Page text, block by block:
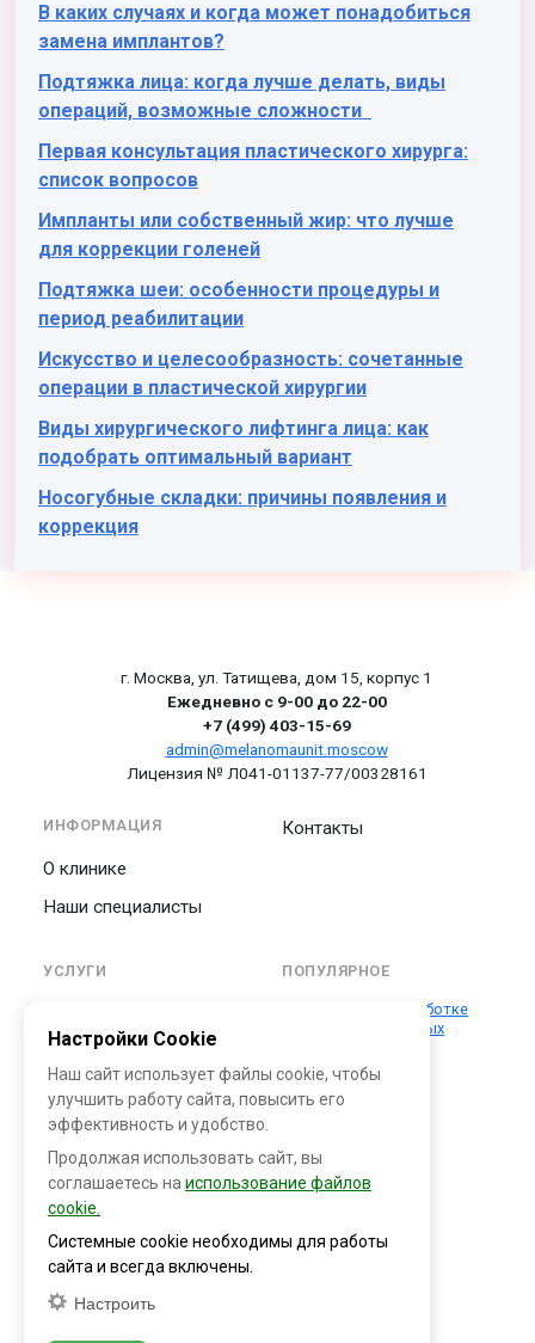
В каких случаях и когда может понадобиться
замена имплантов?
Подтяжка лица: когда лучше делать, виды
операций, возможные сложности
Первая консультация пластического хирурга:
список вопросов
Импланты или собственный жир: что лучше
для коррекции голеней
Подтяжка шеи: особенности процедуры и
период реабилитации
Искусство и целесообразность: сочетанные
операции в пластической хирургии
Виды хирургического лифтинга лица: как
подобрать оптимальный вариант
Носогубные складки: причины появления и
коррекция
г. Москва, ул. Татищева, дом 15, корпус 1
Ежедневно с 9-00 до 22-00
+7 (499) 403-15-69
admin@melanomaunit.moscow
Лицензия № Л041-01137-77/00328161
ИНФОРМАЦИЯ
О клинике
Наши специалисты
Контакты
УСЛУГИ
для лица
Инъекционная
косметология
Аппаратная
косметология
Косметологическая
процедура HydraFacial
MD®
Флебология
ПОПУЛЯРНОЕ
Положение об обработке
персональных данных
Настройки Cookie
Наш сайт использует файлы cookie, чтобы
улучшить работу сайта, повысить его
эффективность и удобство.
Продолжая использовать сайт, вы
соглашаетесь на использование файлов
cookie.
Системные cookie необходимы для работы
сайта и всегда включены.
Настроить